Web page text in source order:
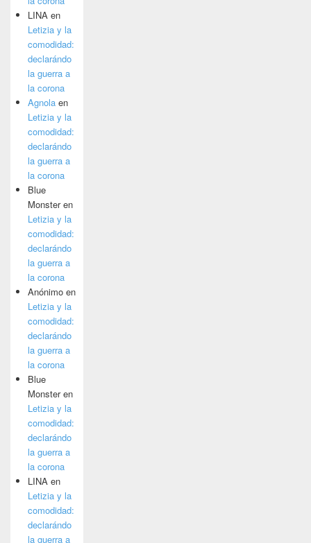
LINA en
Letizia y la
comodidad:
declarándo
la guerra a
la corona
Agnola en
Letizia y la
comodidad:
declarándo
la guerra a
la corona
Blue
Monsteren
Letizia y la
comodidad:
declarándo
la guerra a
la corona
Anónimo en
Letizia y la
comodidad:
declarándo
la guerra a
la corona
Blue
Monsteren
Letizia y la
comodidad:
declarándo
la guerra a
la corona
LINA en
Letizia y la
comodidad:
declarándo
la guerra a